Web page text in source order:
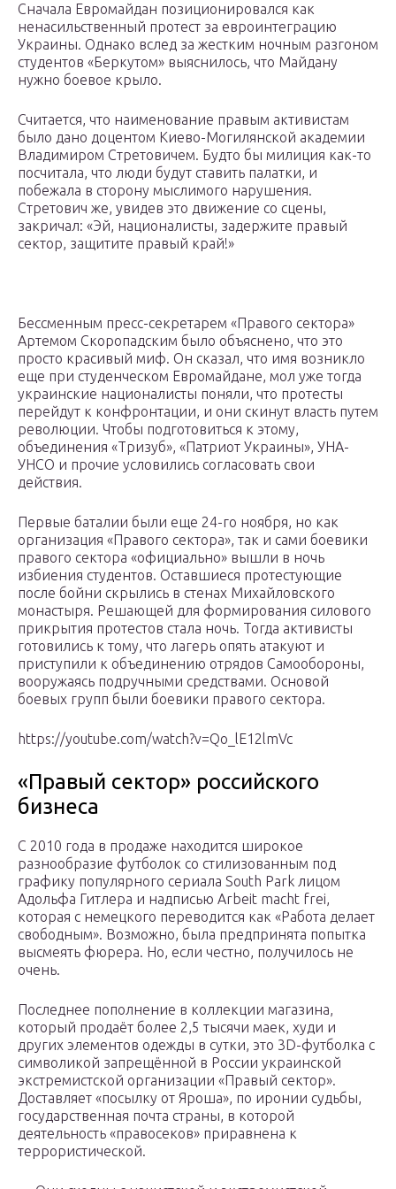
Сначала Евромайдан позиционировался как
ненасильственный протест за евроинтеграцию
Украины. Однако вслед за жестким ночным разгоном
студентов «Беркутом» выяснилось, что Майдану
нужно боевое крыло.
Считается, что наименование правым активистам
было дано доцентом Киево-Могилянской академии
Владимиром Стретовичем. Будто бы милиция как-то
посчитала, что люди будут ставить палатки, и
побежала в сторону мыслимого нарушения.
Стретович же, увидев это движение со сцены,
закричал: «Эй, националисты, задержите правый
сектор, защитите правый край!»
Бессменным пресс-секретарем «Правого сектора»
Артемом Скоропадским было объяснено, что это
просто красивый миф. Он сказал, что имя возникло
еще при студенческом Евромайдане, мол уже тогда
украинские националисты поняли, что протесты
перейдут к конфронтации, и они скинут власть путем
революции. Чтобы подготовиться к этому,
объединения «Тризуб», «Патриот Украины», УНА-
УНСО и прочие условились согласовать свои
действия.
Первые баталии были еще 24-го ноября, но как
организация «Правого сектора», так и сами боевики
правого сектора «официально» вышли в ночь
избиения студентов. Оставшиеся протестующие
после бойни скрылись в стенах Михайловского
монастыря. Решающей для формирования силового
прикрытия протестов стала ночь. Тогда активисты
готовились к тому, что лагерь опять атакуют и
приступили к объединению отрядов Самообороны,
вооружаясь подручными средствами. Основой
боевых групп были боевики правого сектора.
https://youtube.com/watch?v=Qo_lE12lmVc
«Правый сектор» российского
бизнеса
С 2010 года в продаже находится широкое
разнообразие футболок со стилизованным под
графику популярного сериала South Park лицом
Адольфа Гитлера и надписью Arbeit macht frei,
которая с немецкого переводится как «Работа делает
свободным». Возможно, была предпринята попытка
высмеять фюрера. Но, если честно, получилось не
очень.
Последнее пополнение в коллекции магазина,
который продаёт более 2,5 тысячи маек, худи и
других элементов одежды в сутки, это 3D-футболка с
символикой запрещённой в России украинской
экстремистской организации «Правый сектор».
Доставляет «посылку от Яроша», по иронии судьбы,
государственная почта страны, в которой
деятельность «правосеков» приравнена к
террористической.